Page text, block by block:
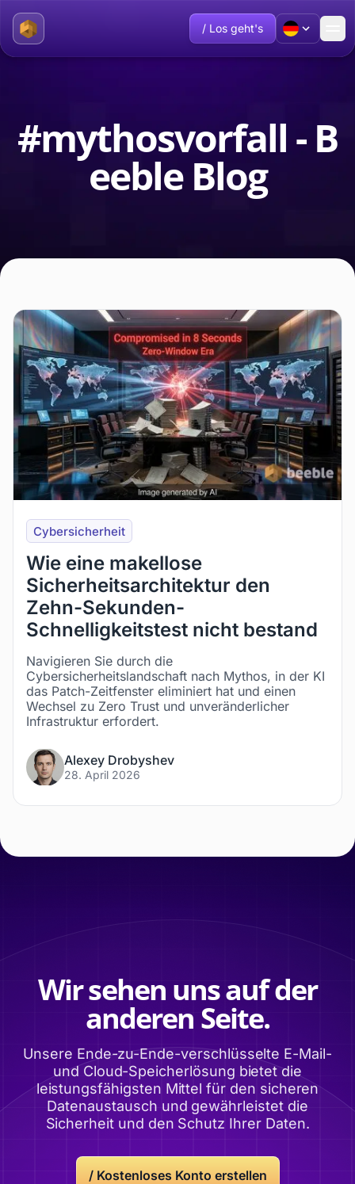
/ Los geht's
#mythosvorfall - B
eeble Blog
Cybersicherheit
Wie eine makellose
Sicherheitsarchitektur den
Zehn-Sekunden-
Schnelligkeitstest nicht bestand
Navigieren Sie durch die
Cybersicherheitslandschaft nach Mythos, in der KI
das Patch-Zeitfenster eliminiert hat und einen
Wechsel zu Zero Trust und unveränderlicher
Infrastruktur erfordert.
Alexey Drobyshev
28. April 2026
Wir sehen uns auf der
anderen Seite.
Unsere Ende-zu-Ende-verschlüsselte E-Mail-
und Cloud-Speicherlösung bietet die
leistungsfähigsten Mittel für den sicheren
Datenaustausch und gewährleistet die
Sicherheit und den Schutz Ihrer Daten.
/ Kostenloses Konto erstellen